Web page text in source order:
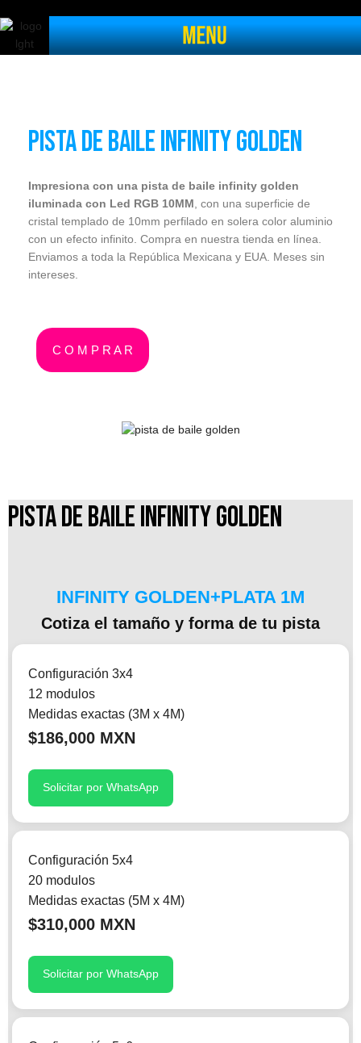
Pista de baile infinity golden​
Impresiona con una pista de baile infinity golden
iluminada con Led RGB 10MM , con una superficie de
cristal templado de 10mm perfilado en solera color aluminio
con un efecto infinito. Compra en nuestra tienda en línea.
Enviamos a toda la República Mexicana y EUA. Meses sin
intereses.
C O M P R A R
pista de baile infinity golden
INFINITY GOLDEN+PLATA 1M
Cotiza el tamaño y forma de tu pista
Configuración 3x4
12 modulos
Medidas exactas (3M x 4M)
$186,000 MXN
Solicitar por WhatsApp
Configuración 5x4
20 modulos
Medidas exactas (5M x 4M)
$310,000 MXN
Solicitar por WhatsApp